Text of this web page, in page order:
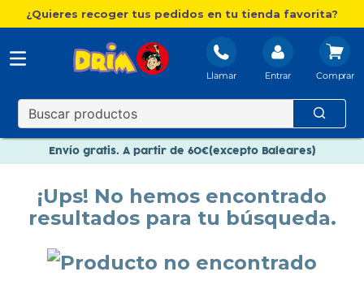
¿Quieres recoger tus pedidos en tu tienda favorita?
Llamar Entrar
Envío gratis. A partir de 60€(excepto Baleares)
Nuevo catálogo Aire Libre
Paga en 3 plazos sin intereses
¡Ups! No hemos encontrado
resultados para tu búsqueda.